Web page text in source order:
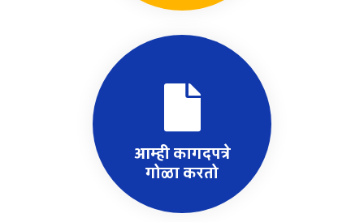
आम्ही कागदपत्रे
गोळा करतो